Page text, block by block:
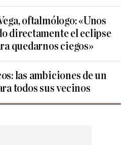
oftalmólogo: «Unos
directamente el eclipse
quedarnos ciegos»
las ambiciones de un
todos sus vecinos